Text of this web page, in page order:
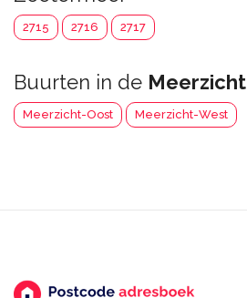
2715 2716 2717
Buurten in de Meerzicht
Meerzicht-Oost Meerzicht-West